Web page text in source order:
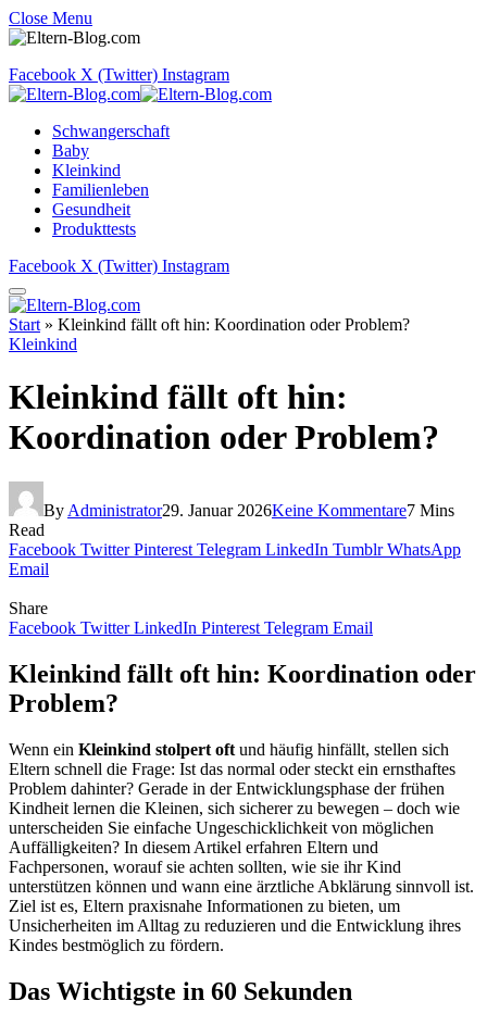
Close Menu
Facebook X (Twitter) Instagram
Schwangerschaft
Baby
Kleinkind
Familienleben
Gesundheit
Produkttests
Facebook X (Twitter) Instagram
Start » Kleinkind fällt oft hin: Koordination oder Problem?
Kleinkind
Kleinkind fällt oft hin:
Koordination oder Problem?
By Administrator29. Januar 2026Keine Kommentare7 Mins
Read
Facebook Twitter Pinterest Telegram LinkedIn Tumblr WhatsApp
Email
Share
Facebook Twitter LinkedIn Pinterest Telegram Email
Kleinkind fällt oft hin: Koordination oder
Problem?
Wenn ein Kleinkind stolpert oft und häufig hinfällt, stellen sich
Eltern schnell die Frage: Ist das normal oder steckt ein ernsthaftes
Problem dahinter? Gerade in der Entwicklungsphase der frühen
Kindheit lernen die Kleinen, sich sicherer zu bewegen – doch wie
unterscheiden Sie einfache Ungeschicklichkeit von möglichen
Auffälligkeiten? In diesem Artikel erfahren Eltern und
Fachpersonen, worauf sie achten sollten, wie sie ihr Kind
unterstützen können und wann eine ärztliche Abklärung sinnvoll ist.
Ziel ist es, Eltern praxisnahe Informationen zu bieten, um
Unsicherheiten im Alltag zu reduzieren und die Entwicklung ihres
Kindes bestmöglich zu fördern.
Das Wichtigste in 60 Sekunden